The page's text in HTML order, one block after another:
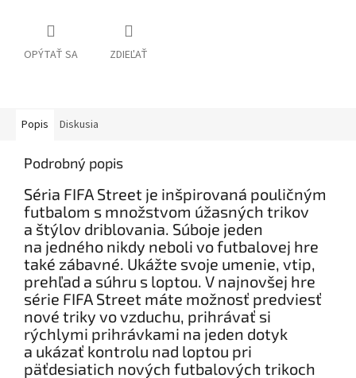
OPÝTAŤ SA ZDIEĽAŤ
Popis Diskusia
Podrobný popis
Séria FIFA Street je inšpirovaná pouličným
futbalom s množstvom úžasných trikov
a štýlov driblovania. Súboje jeden
na jedného nikdy neboli vo futbalovej hre
také zábavné. Ukážte svoje umenie, vtip,
prehľad a súhru s loptou. V najnovšej hre
série FIFA Street máte možnosť predviesť
nové triky vo vzduchu, prihrávať si
rýchlymi prihrávkami na jeden dotyk
a ukázať kontrolu nad loptou pri
päťdesiatich nových futbalových trikoch